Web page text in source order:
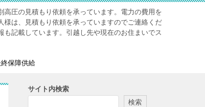
高圧の見積もり依頼を承っています。電力の費用を
様は、見積もり依頼を承っていますのでご連絡くだ
も記載しています。引越し先や現在のお住まいでス
保障供給
サイト内検索
検索